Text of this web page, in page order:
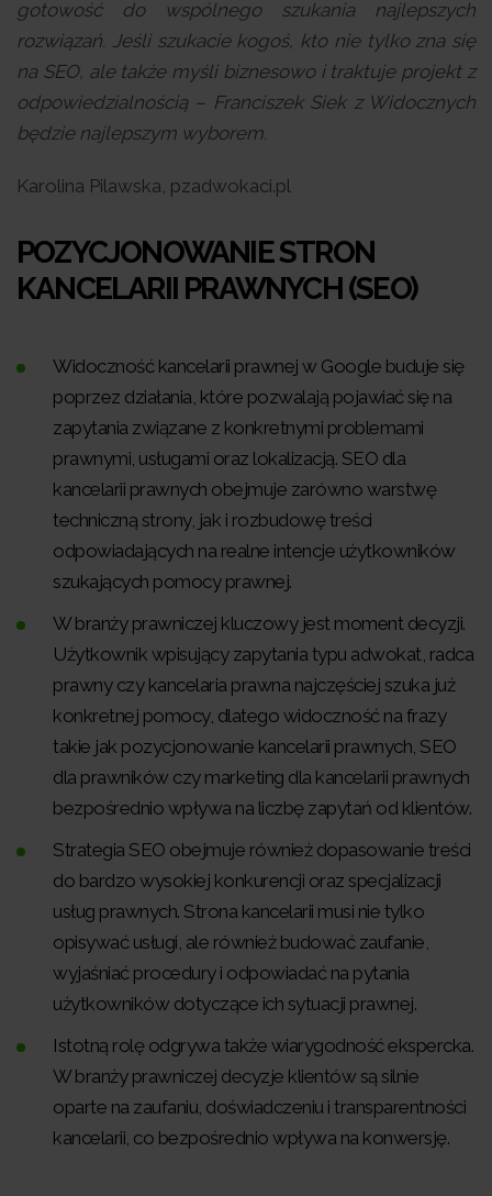
gotowość do wspólnego szukania najlepszych
rozwiązań. Jeśli szukacie kogoś, kto nie tylko zna się
na SEO, ale także myśli biznesowo i traktuje projekt z
odpowiedzialnością – Franciszek Siek z Widocznych
będzie najlepszym wyborem.
Karolina Pilawska, pzadwokaci.pl
POZYCJONOWANIE STRON
KANCELARII PRAWNYCH (SEO)
Widoczność kancelarii prawnej w Google buduje się
poprzez działania, które pozwalają pojawiać się na
zapytania związane z konkretnymi problemami
prawnymi, usługami oraz lokalizacją. SEO dla
kancelarii prawnych obejmuje zarówno warstwę
techniczną strony, jak i rozbudowę treści
odpowiadających na realne intencje użytkowników
szukających pomocy prawnej.
W branży prawniczej kluczowy jest moment decyzji.
Użytkownik wpisujący zapytania typu adwokat, radca
prawny czy kancelaria prawna najczęściej szuka już
konkretnej pomocy, dlatego widoczność na frazy
takie jak pozycjonowanie kancelarii prawnych, SEO
dla prawników czy marketing dla kancelarii prawnych
bezpośrednio wpływa na liczbę zapytań od klientów.
Strategia SEO obejmuje również dopasowanie treści
do bardzo wysokiej konkurencji oraz specjalizacji
usług prawnych. Strona kancelarii musi nie tylko
opisywać usługi, ale również budować zaufanie,
wyjaśniać procedury i odpowiadać na pytania
użytkowników dotyczące ich sytuacji prawnej.
Istotną rolę odgrywa także wiarygodność ekspercka.
W branży prawniczej decyzje klientów są silnie
oparte na zaufaniu, doświadczeniu i transparentności
kancelarii, co bezpośrednio wpływa na konwersję.